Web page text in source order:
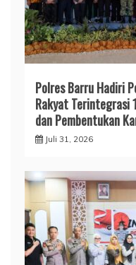
Polres Barru Hadiri
Rakyat Terintegrasi
dan Pembentukan
Juli 31, 2026